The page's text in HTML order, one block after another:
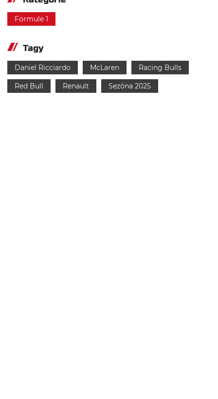
Formule 1
Tagy
Daniel Ricciardo McLaren Racing Bulls
Red Bull Renault Sezóna 2025